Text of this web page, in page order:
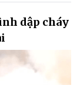
dập cháy